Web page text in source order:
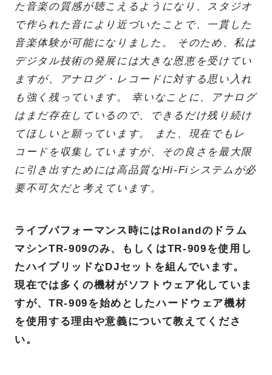
た音楽の質感が聴こえるようになり、スタジオ
で作られた音により近づいたことで、一貫した
音楽体験が可能になりました。 そのため、私は
デジタル技術の発展には大きな恩恵を受けてい
ますが、アナログ・レコードに対する思い入れ
も強く残っています。 幸いなことに、アナログ
はまだ存在しているので、できるだけ残り続け
てほしいと願っています。 また、現在でもレ
コードを収集していますが、その良さを最大限
に引き出すためには高品質なHi-Fiシステムが必
要不可欠だと考えています。
ライブパフォーマンス時にはRolandのドラム
マシンTR-909のみ、もしくはTR-909を使用し
たハイブリッドなDJセットを組んでいます。
現在では多くの機材がソフトウェア化していま
すが、TR-909を始めとしたハードウェア機材
を使用する理由や意義について教えてくださ
い。